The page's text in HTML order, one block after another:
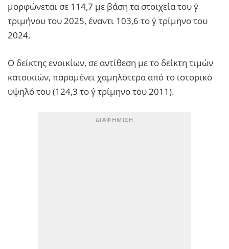
μορφώνεται σε 114,7 με βάση τα στοιχεία του γ΄
τριμήνου του 2025, έναντι 103,6 το γ΄ τρίμηνο του
2024.
Ο δείκτης ενοικίων, σε αντίθεση με το δείκτη τιμών
κατοικιών, παραμένει χαμηλότερα από το ιστορικό
υψηλό του (124,3 το γ΄ τρίμηνο του 2011).